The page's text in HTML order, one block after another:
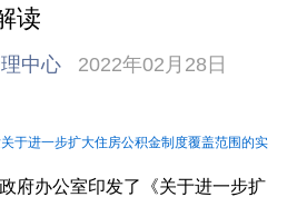
读
中心 2022年02月28日
于进一步扩大住房公积金制度覆盖范围的实
府办公室印发了《关于进一步扩